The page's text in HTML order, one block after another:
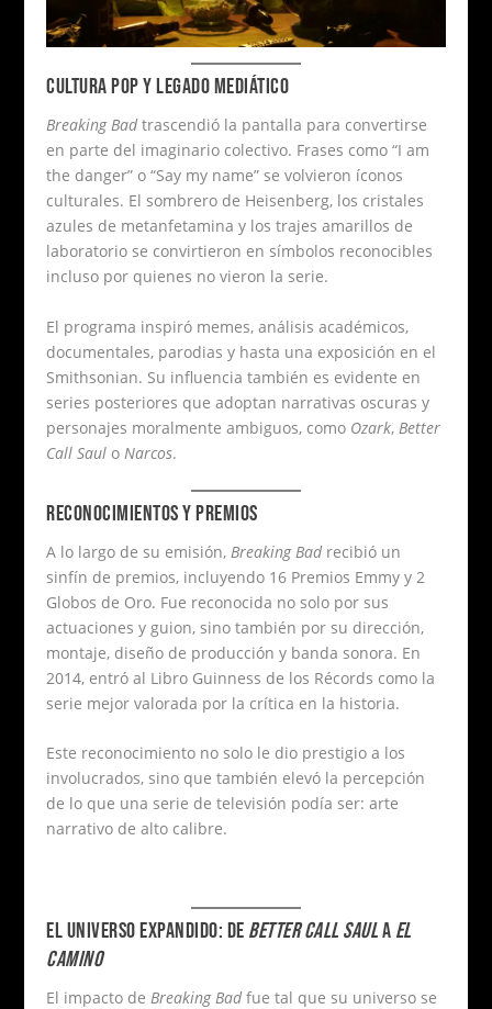
CULTURA POP Y LEGADO MEDIÁTICO
Breaking Badtrascendió la pantalla para convertirse
en parte del imaginario colectivo. Frases como “I am
the danger” o “Say my name” se volvieron íconos
culturales. El sombrero de Heisenberg, los cristales
azules de metanfetamina y los trajes amarillos de
laboratorio se convirtieron en símbolos reconocibles
incluso por quienes no vieron la serie.
El programa inspiró memes, análisis académicos,
documentales, parodias y hasta una exposición en el
Smithsonian. Su influencia también es evidente en
series posteriores que adoptan narrativas oscuras y
personajes moralmente ambiguos, como Ozark, Better
Call Saul o Narcos.
RECONOCIMIENTOS Y PREMIOS
A lo largo de su emisión,Breaking Badrecibió un
sinfín de premios, incluyendo 16 Premios Emmy y 2
Globos de Oro. Fue reconocida no solo por sus
actuaciones y guion, sino también por su dirección,
montaje, diseño de producción y banda sonora. En
2014, entró al Libro Guinness de los Récords como la
serie mejor valorada por la crítica en la historia.
Este reconocimiento no solo le dio prestigio a los
involucrados, sino que también elevó la percepción
de lo que una serie de televisión podía ser: arte
narrativo de alto calibre.
EL UNIVERSO EXPANDIDO: DE BETTER CALL SAULA EL
CAMINO
El impacto deBreaking Badfue tal que su universo se